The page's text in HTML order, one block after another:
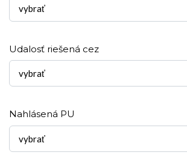
vybrať
Udalosť riešená cez
vybrať
Nahlásená PU
vybrať